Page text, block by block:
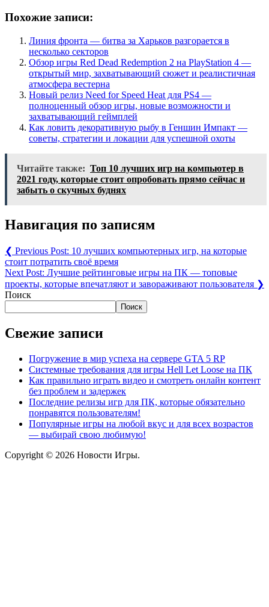
Похожие записи:
Линия фронта — битва за Харьков разгорается в
несколько секторов
Обзор игры Red Dead Redemption 2 на PlayStation 4 —
открытый мир, захватывающий сюжет и реалистичная
атмосфера вестерна
Новый релиз Need for Speed Heat для PS4 —
полноценный обзор игры, новые возможности и
захватывающий геймплей
Как ловить декоративную рыбу в Геншин Импакт —
советы, стратегии и локации для успешной охоты
Читайте также: Топ 10 лучших игр на компьютер в
2021 году, которые стоит опробовать прямо сейчас и
забыть о скучных буднях
Навигация по записям
❮ Previous Post: 10 лучших компьютерных игр, на которые
стоит потратить своё время
Next Post: Лучшие рейтинговые игры на ПК — топовые
проекты, которые впечатляют и завораживают пользователя ❯
Поиск
Поиск
Свежие записи
Погружение в мир успеха на сервере GTA 5 RP
Системные требования для игры Hell Let Loose на ПК
Как правильно играть видео и смотреть онлайн контент
без проблем и задержек
Последние релизы игр для ПК, которые обязательно
понравятся пользователям!
Популярные игры на любой вкус и для всех возрастов
— выбирай свою любимую!
Copyright © 2026 Новости Игры.